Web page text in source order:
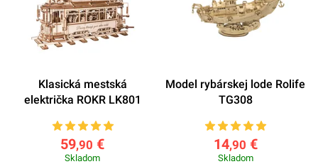
Klasická mestská
električka ROKR LK801
59,90 €
Skladom
Model rybárskej lode Rolife
TG308
14,90 €
Skladom